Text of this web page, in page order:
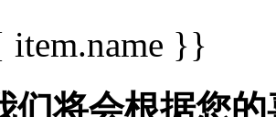
}}
们将会根据您